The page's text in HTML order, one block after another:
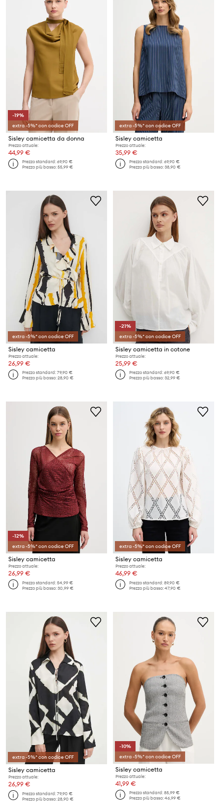
-19%
extra -5%* con codice OFF
Sisley camicetta da donna
Prezzo attuale:
44,99 €
Prezzo standard:69,90 €
Prezzo più basso:55,99 €
extra -5%* con codice OFF
Sisley camicetta
Prezzo attuale:
35,99 €
Prezzo standard:69,90 €
Prezzo più basso:38,90 €
extra -5%* con codice OFF
Sisley camicetta
Prezzo attuale:
26,99 €
Prezzo standard:79,90 €
Prezzo più basso:28,90 €
-21%
extra -5%* con codice OFF
Sisley camicetta in cotone
Prezzo attuale:
25,99 €
Prezzo standard:69,90 €
Prezzo più basso:32,99 €
-12%
extra -5%* con codice OFF
Sisley camicetta
Prezzo attuale:
26,99 €
Prezzo standard:54,99 €
Prezzo più basso:30,99 €
extra -5%* con codice OFF
Sisley camicetta
Prezzo attuale:
46,99 €
Prezzo standard:89,90 €
Prezzo più basso:47,90 €
extra -5%* con codice OFF
Sisley camicetta
Prezzo attuale:
26,99 €
Prezzo standard:79,90 €
Prezzo più basso:28,90 €
-10%
extra -5%* con codice OFF
Sisley camicetta
Prezzo attuale:
41,99 €
Prezzo standard:85,99 €
Prezzo più basso:46,99 €